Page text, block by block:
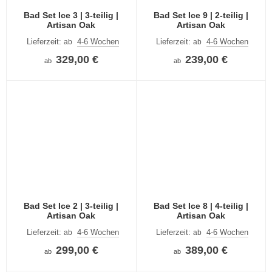
Bad Set Ice 3 | 3-teilig |
Artisan Oak
Lieferzeit: ab 4-6 Wochen
ab 329,00 €
Bad Set Ice 9 | 2-teilig |
Artisan Oak
Lieferzeit:ab 4-6 Wochen
ab 239,00 €
Bad Set Ice 2 | 3-teilig |
Artisan Oak
Lieferzeit: ab 4-6 Wochen
ab 299,00 €
Bad Set Ice 8 | 4-teilig |
Artisan Oak
Lieferzeit:ab 4-6 Wochen
ab 389,00 €